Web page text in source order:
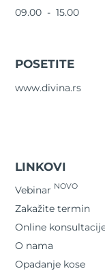
09.00 - 15.00
POSETITE
www.divina.rs
LINKOVI
Vebinar NOVO
Zakažite termin
Online
O nama
Opadanje kose